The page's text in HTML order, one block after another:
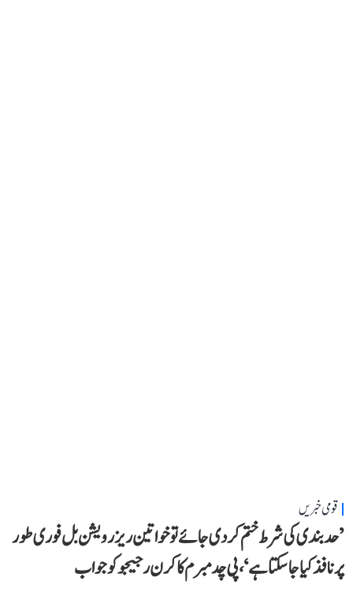
قومی خبریں
’حد بندی کی شرط ختم کر دی جائے تو خواتین ریزرویشن بل فوری طور
پر نافذ کیا جا سکتا ہے‘، پی چدمبرم کا کرن رجیجو کو جواب